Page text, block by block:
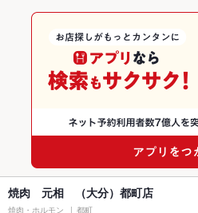
焼肉 元相 （大分）都町店
焼肉・ホルモン 都町